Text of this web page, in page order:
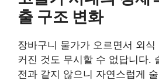
출 구조 변화
장바구니 물가가 오르면서 외식
커진 것도 무시할 수 없답니다.
전과 같지 않으니 자연스럽게